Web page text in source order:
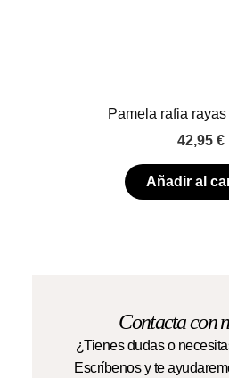
Pamela rafia
42,95 €
Añadir al
Contacta con
¿Tienes dudas o
Escríbenos y te